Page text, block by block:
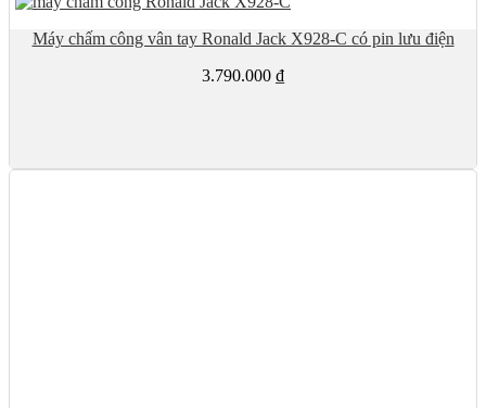
Máy chấm công vân tay Ronald Jack X928-C có pin lưu điện
3.790.000 ₫